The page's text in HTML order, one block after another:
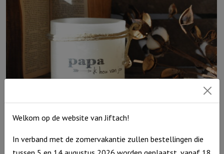
Windlicht S ‘Papa ik hou van jou, Ivoor
10,95
Windlicht
Welkom op de website van Jiftach!
In verband met de zomervakantie zullen bestellingen die